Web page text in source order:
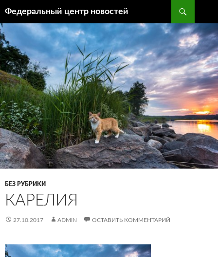
Федеральный центр новостей
СОДЕРЖИМОМУ
БЕЗ РУБРИКИ
КАРЕЛИЯ
27.10.2017 ADMIN ОСТАВИТЬ КОММЕНТАРИЙ